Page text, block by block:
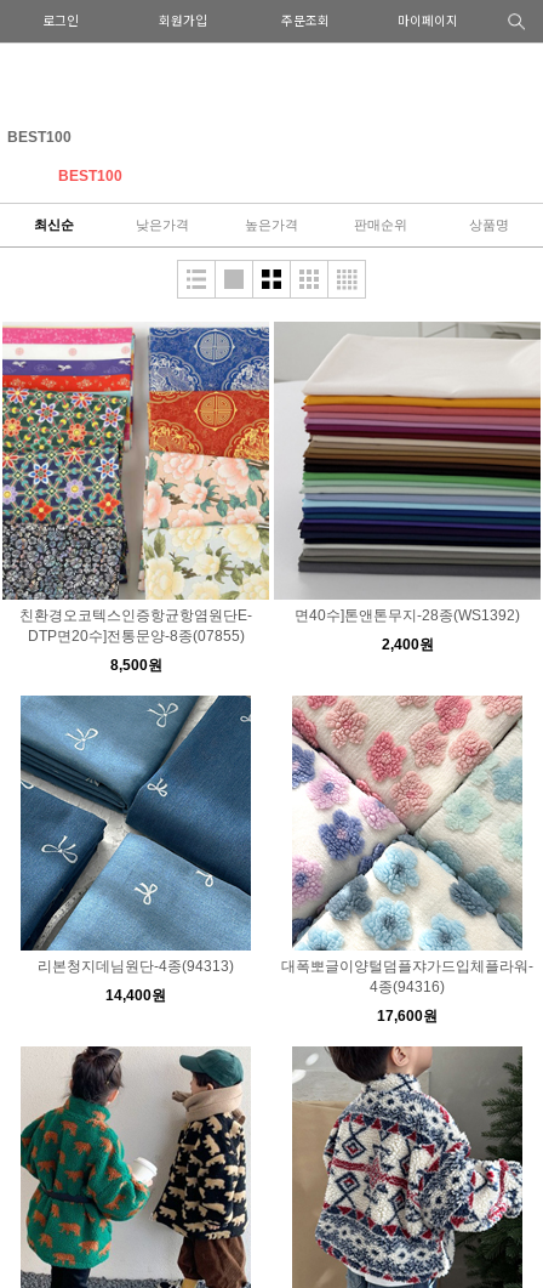
로그인 회원가입 주문조회 마이페이지
BEST100
BEST100
최신순 낮은가격 높은가격 판매순위 상품명
친환경오코텍스인증항균항염원단E-
DTP면20수]전통문양-8종(07855)
8,500원
면40수]톤앤톤무지-28종(WS1392)
2,400원
리본청지데님원단-4종(94313)
14,400원
대폭뽀글이양털덤플쟈가드입체플라워-
4종(94316)
17,600원